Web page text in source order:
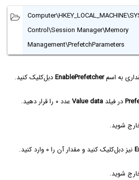
Control\Session Manager\Memory
Management\PrefetchParameters
به اسمEnablePrefetcherدبل‌کلیک کنید.
در فیلد Value dataعدد ۰ را قرار دهید.
شوید.
نیز دبل‌کلیک کنید و مقدار آن را ۰ وارد کنید.
شوید.